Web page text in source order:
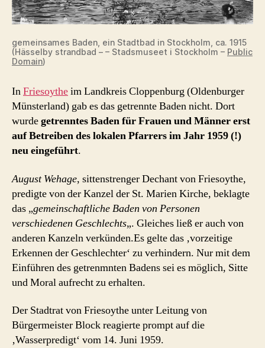
gemeinsames Baden, ein Stadtbad in Stockholm, ca. 1915
(Hässelby strandbad – – Stadsmuseet i Stockholm – Public
Domain)
InFriesoytheim Landkreis Cloppenburg (Oldenburger
Münsterland) gab es das getrennte Baden nicht. Dort
wurdegetrenntes Baden für Frauen und Männer erst
auf Betreiben des lokalen Pfarrers im Jahr 1959 (!)
neu eingeführt.
August Wehage, sittenstrenger Dechant von Friesoythe,
predigte von der Kanzel der St. Marien Kirche, beklagte
das „gemeinschaftliche Baden von Personen
verschiedenen Geschlechts„. Gleiches ließ er auch von
anderen Kanzeln verkünden.Es gelte das ‚vorzeitige
Erkennen der Geschlechter‘ zu verhindern. Nur mit dem
Einführen des getrenmnten Badens sei es möglich, Sitte
und Moral aufrecht zu erhalten.
Der Stadtrat von Friesoythe unter Leitung von
Bürgermeister Block reagierte prompt auf die
‚Wasserpredigt‘ vom 14. Juni 1959.